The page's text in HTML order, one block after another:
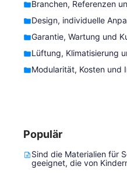
Branchen, Referenzen
Design, individuelle
Garantie, Wartung und
Lüftung, Klimatisierung
Modularität, Kosten und
Populär
Sind die Materialien für
geeignet, die von